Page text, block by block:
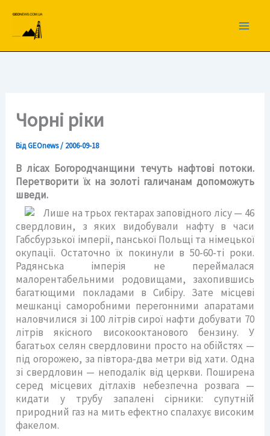
вмісту
Чорні ріки
ВідGEOnews/ 2006-09-18
В лісах Богородчанщини течуть нафтові потоки.
Перетворити їх на золоті галичанам допоможуть
шведи.
Лише на трьох гектарах заповідного лісу — 46
свердловин, з яких видобували нафту в часи
Габсбурзької імперії, панської Польщі та німецької
окупації. Остаточно їх покинули в 50-60-ті роки.
Радянська імперія не переймалася
малорентабельними родовищами, захопившись
багатющими покладами в Сибіру. Зате місцеві
мешканці саморобними перегонними апаратами
наловчилися зі 100 літрів сирої нафти добувати 70
літрів якісного високооктанового бензину. У
багатьох селян свердловини просто на обійстях —
під огорожею, за півтора-два метри від хати. Одна
зі свердловин — неподалік від церкви. Поширена
серед місцевих дітлахів небезпечна розвага —
кидати у трубу запалені сірники: супутній
природний газ на мить ефектно спалахує високим
факелом.